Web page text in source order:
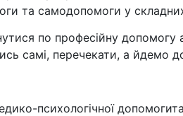
та самодопомоги у
по професійну
самі, перечекати, а йдемо
психологічної